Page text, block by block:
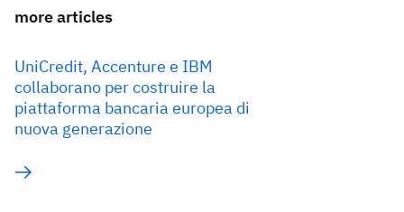
more articles
UniCredit, Accenture e IBM
collaborano per costruire la
piattaforma bancaria europea di
nuova generazione